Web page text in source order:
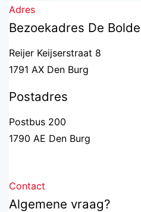
Adres
Bezoekadres De
Reijer Keijserstraat 8
1791 AX Den Burg
Postadres
Postbus 200
1790 AE Den Burg
Contact
Algemene vraag?